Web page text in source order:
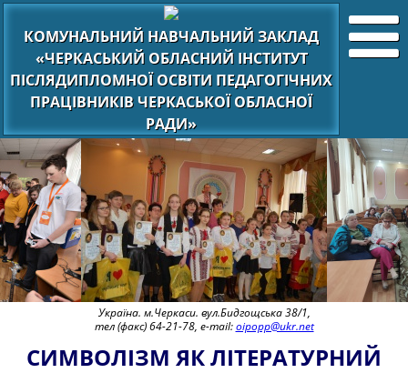
КОМУНАЛЬНИЙ НАВЧАЛЬНИЙ ЗАКЛАД
«ЧЕРКАСЬКИЙ ОБЛАСНИЙ ІНСТИТУТ
ПІСЛЯДИПЛОМНОЇ ОСВІТИ ПЕДАГОГІЧНИХ
ПРАЦІВНИКІВ ЧЕРКАСЬКОЇ ОБЛАСНОЇ
РАДИ»
Україна. м.Черкаси. вул.Бидгощська 38/1,
тел (факс) 64-21-78, e-mail:oipopp@ukr.net
СИМВОЛІЗМ ЯК ЛІТЕРАТУРНИЙ